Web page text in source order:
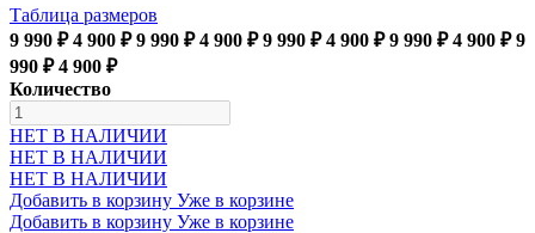
Таблица размеров
9 990 ₽ 4 900 ₽ 9 990 ₽ 4 900 ₽ 9 990 ₽ 4 900 ₽ 9 990 ₽ 4 900 ₽ 9
990 ₽ 4 900 ₽
Количество
НЕТ В НАЛИЧИИ
НЕТ В НАЛИЧИИ
НЕТ В НАЛИЧИИ
Добавить в корзину Уже в корзине
Добавить в корзину Уже в корзине